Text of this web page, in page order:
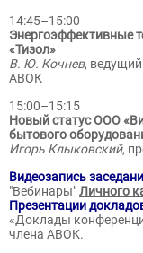
14:45–15:00
Энергоэффективные
«Тизол»
В. Ю. Кочнев,
АВОК
15:00–15:15
Новый статус ООО
бытового
Игорь Клыковский,
Видеозапись
"Вебинары"Личного
Презентации
«Доклады
члена АВОК.